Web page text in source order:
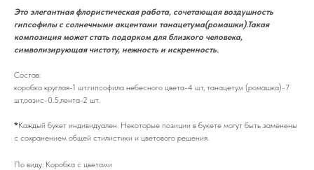
Это элегантная флористическая работа, сочетающая воздушность
гипсофилы с солнечными акцентами танацетума(ромашки).Такая
композиция может стать подарком для близкого человека,
символизирующая чистоту, нежность и искренность.
Состав:
коробка круглая-1 шт.гипсофила небесного цвета-4 шт, танацетум (ромашка)-7
шт,оазис-0.5,лента-2 шт.
*Каждый букет индивидуален. Некоторые позиции в букете могут быть заменены
с сохранением общей стилистики и цветового решения.
По виду: Коробка с цветами